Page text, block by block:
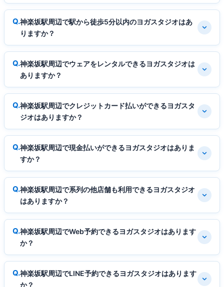
神楽坂駅周辺で駅から徒歩5分以内のヨガスタジオはあ
りますか？
神楽坂駅周辺でウェアをレンタルできるヨガスタジオは
ありますか？
神楽坂駅周辺でクレジットカード払いができるヨガスタ
ジオはありますか？
神楽坂駅周辺で現金払いができるヨガスタジオはありま
すか？
神楽坂駅周辺で系列の他店舗も利用できるヨガスタジオ
はありますか？
神楽坂駅周辺でWeb予約できるヨガスタジオはあります
か？
神楽坂駅周辺でLINE予約できるヨガスタジオはあります
か？